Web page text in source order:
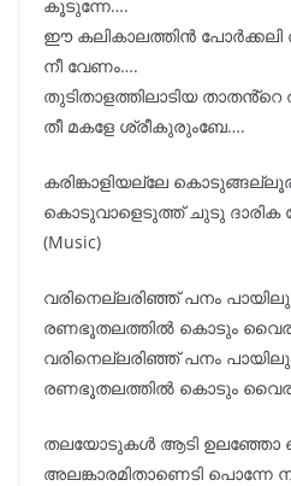
കൂടുന്നേ….
ഈ കലികാലത്തിൻ പോർക്കലി
നീ വേണം….
തുടിതാളത്തിലാടിയ
തീ മകളേ ശ്രീകുരുംബേ….
കരിങ്കാളിയല്ലേ
കൊടുവാളെടുത്ത് ചുടു ദാരിക
(Music)
വരിനെല്ലരിഞ്ഞ് പനം
രണഭൂതലത്തിൽ കൊടും
വരിനെല്ലരിഞ്ഞ് പനം
രണഭൂതലത്തിൽ കൊടും
തലയോടുകൾ ആടി ഉലഞ്ഞോ
അലങ്കാരമിതാണെടി പൊന്നേ